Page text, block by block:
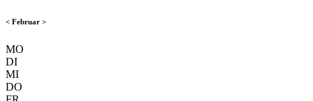
< Februar >
MO
DI
MI
DO